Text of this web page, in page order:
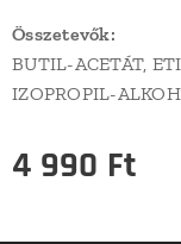
Összetevők:
BUTIL-ACETÁT,
IZOPROPIL-
4 990 Ft